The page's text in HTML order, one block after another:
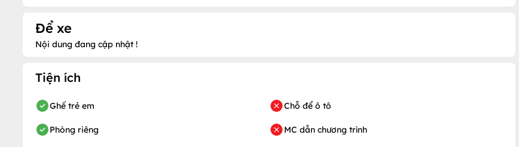
Để xe
Nội dung đang cập nhật !
Tiện ích
Ghế trẻ em
Phòng riêng
Chỗ để ô tô
MC dẫn chương trình